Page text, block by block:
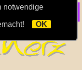
notwendige
OK